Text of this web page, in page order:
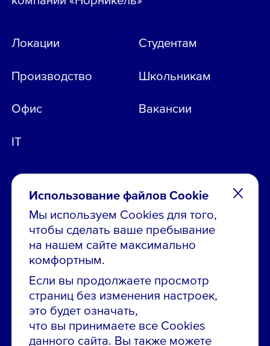
Использование файлов Cookie
Мы используем Cookies для того,
чтобы сделать ваше пребывание
на нашем сайте максимально
комфортным.
Если вы продолжаете просмотр
страниц без изменения настроек,
это будет означать,
что вы принимаете все Cookies
данного сайта. Вы также можете
Остались вопросы по вакансиям?
Звони в контакт-центр:
8 800 700-19-43
Локации
Производство
Офис
IT
Студентам
Школьникам
Вакансии
Сообщить об ошибке на сайте
ПАО «ГМК «Норильский никель»
Использование материалов сайта